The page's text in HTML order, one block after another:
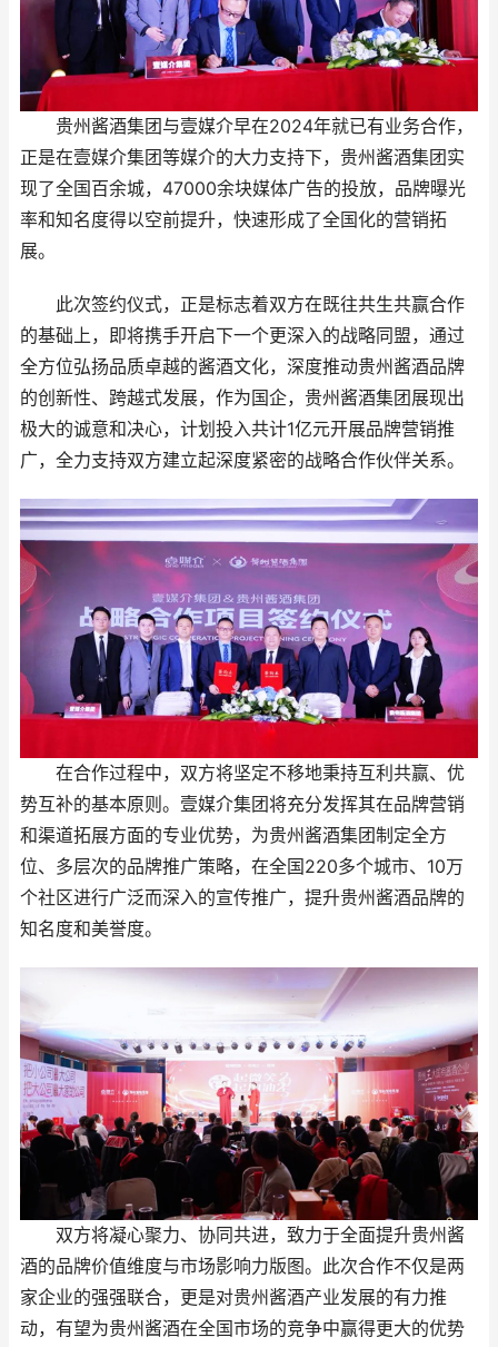
贵州酱酒集团与壹媒介早在2024年就已有业务合作，
正是在壹媒介集团等媒介的大力支持下，贵州酱酒集团实
现了全国百余城，47000余块媒体广告的投放，品牌曝光
率和知名度得以空前提升，快速形成了全国化的营销拓
展。
此次签约仪式，正是标志着双方在既往共生共赢合作
的基础上，即将携手开启下一个更深入的战略同盟，通过
全方位弘扬品质卓越的酱酒文化，深度推动贵州酱酒品牌
的创新性、跨越式发展，作为国企，贵州酱酒集团展现出
极大的诚意和决心，计划投入共计1亿元开展品牌营销推
广，全力支持双方建立起深度紧密的战略合作伙伴关系。
在合作过程中，双方将坚定不移地秉持互利共赢、优
势互补的基本原则。壹媒介集团将充分发挥其在品牌营销
和渠道拓展方面的专业优势，为贵州酱酒集团制定全方
位、多层次的品牌推广策略，在全国220多个城市、10万
个社区进行广泛而深入的宣传推广，提升贵州酱酒品牌的
知名度和美誉度。
双方将凝心聚力、协同共进，致力于全面提升贵州酱
酒的品牌价值维度与市场影响力版图。此次合作不仅是两
家企业的强强联合，更是对贵州酱酒产业发展的有力推
动，有望为贵州酱酒在全国市场的竞争中赢得更大的优势